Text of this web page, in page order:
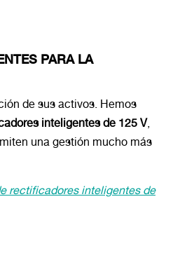
PARA LA
de sus activos. Hemos
inteligentes de 125 V,
una gestión mucho más
rectificadores inteligentes de